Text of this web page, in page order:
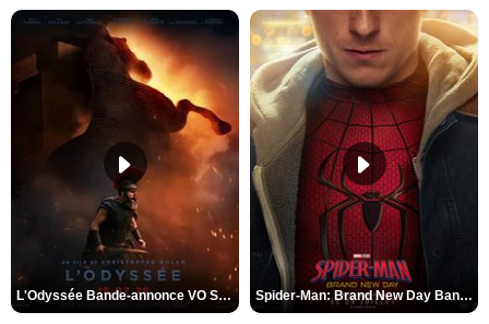
L'Odyssée Bande-annonce VO STFR Spider-Man: Brand New Day Bande-annonce VO STFR